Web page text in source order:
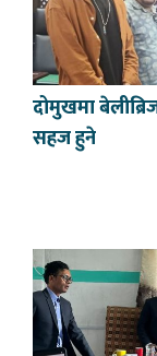
दोमुखमा
सहज हुने